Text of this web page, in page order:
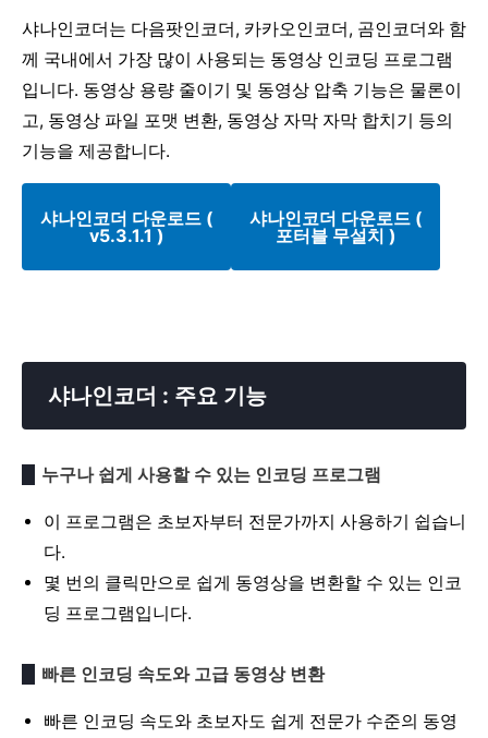
샤나인코더는 다음팟인코더, 카카오인코더, 곰인코더와 함
께 국내에서 가장 많이 사용되는 동영상 인코딩 프로그램
입니다. 동영상 용량 줄이기 및 동영상 압축 기능은 물론이
고, 동영상 파일 포맷 변환, 동영상 자막 자막 합치기 등의
기능을 제공합니다.
샤나인코더 다운로드 (
v5.3.1.1 )
샤나인코더 다운로드 (
포터블 무설치 )
샤나인코더 : 주요 기능
누구나 쉽게 사용할 수 있는 인코딩 프로그램
이 프로그램은 초보자부터 전문가까지 사용하기 쉽습니
다.
몇 번의 클릭만으로 쉽게 동영상을 변환할 수 있는 인코
딩 프로그램입니다.
빠른 인코딩 속도와 고급 동영상 변환
빠른 인코딩 속도와 초보자도 쉽게 전문가 수준의 동영